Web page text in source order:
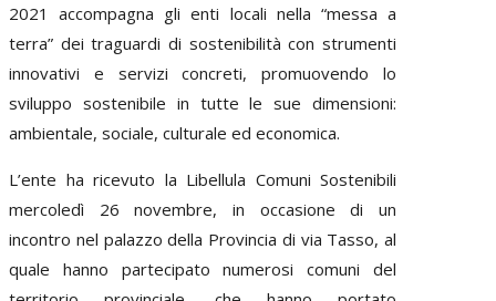
2021 accompagna gli enti locali nella “messa a
terra” dei traguardi di sostenibilità con strumenti
innovativi e servizi concreti, promuovendo lo
sviluppo sostenibile in tutte le sue dimensioni:
ambientale, sociale, culturale ed economica.
L’ente ha ricevuto la Libellula Comuni Sostenibili
mercoledì 26 novembre, in occasione di un
incontro nel palazzo della Provincia di via Tasso, al
quale hanno partecipato numerosi comuni del